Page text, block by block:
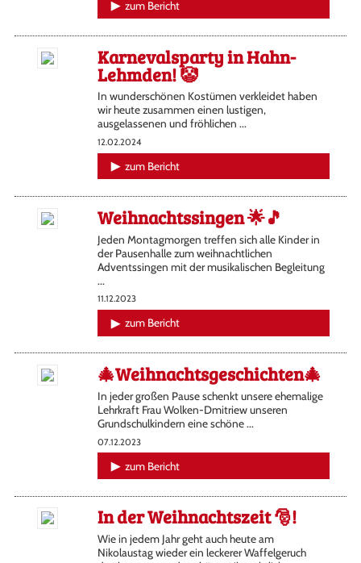
zum Bericht
Karnevalsparty in Hahn-
Lehmden! 🤡
In wunderschönen Kostümen verkleidet haben
wir heute zusammen einen lustigen,
ausgelassenen und fröhlichen ...
12.02.2024
zum Bericht
Weihnachtssingen 🌟🎵
Jeden Montagmorgen treffen sich alle Kinder in
der Pausenhalle zum weihnachtlichen
Adventssingen mit der musikalischen Begleitung
...
11.12.2023
zum Bericht
🎄Weihnachtsgeschichten🎄
In jeder großen Pause schenkt unsere ehemalige
Lehrkraft Frau Wolken-Dmitriew unseren
Grundschulkindern eine schöne ...
07.12.2023
zum Bericht
In der Weihnachtszeit 🎅!
Wie in jedem Jahr geht auch heute am
Nikolaustag wieder ein leckerer Waffelgeruch